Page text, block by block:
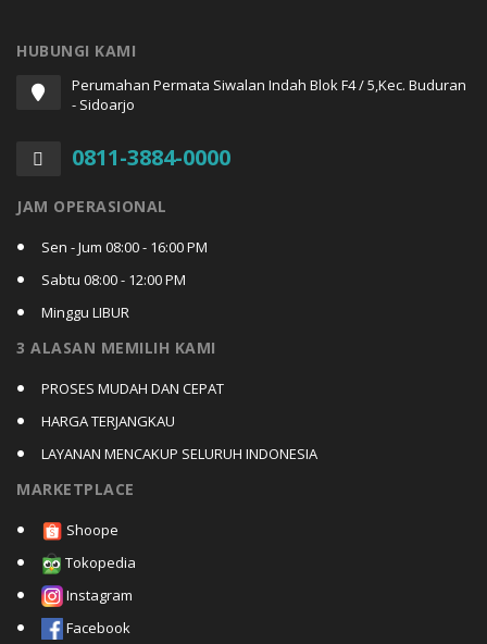
HUBUNGI KAMI
Perumahan Permata Siwalan Indah Blok F4 / 5,Kec. Buduran
- Sidoarjo
0811-3884-0000
JAM OPERASIONAL
Sen - Jum 08:00 - 16:00 PM
Sabtu 08:00 - 12:00 PM
Minggu LIBUR
3 ALASAN MEMILIH KAMI
PROSES MUDAH DAN CEPAT
HARGA TERJANGKAU
LAYANAN MENCAKUP SELURUH INDONESIA
MARKETPLACE
Shoope
Tokopedia
Instagram
Facebook